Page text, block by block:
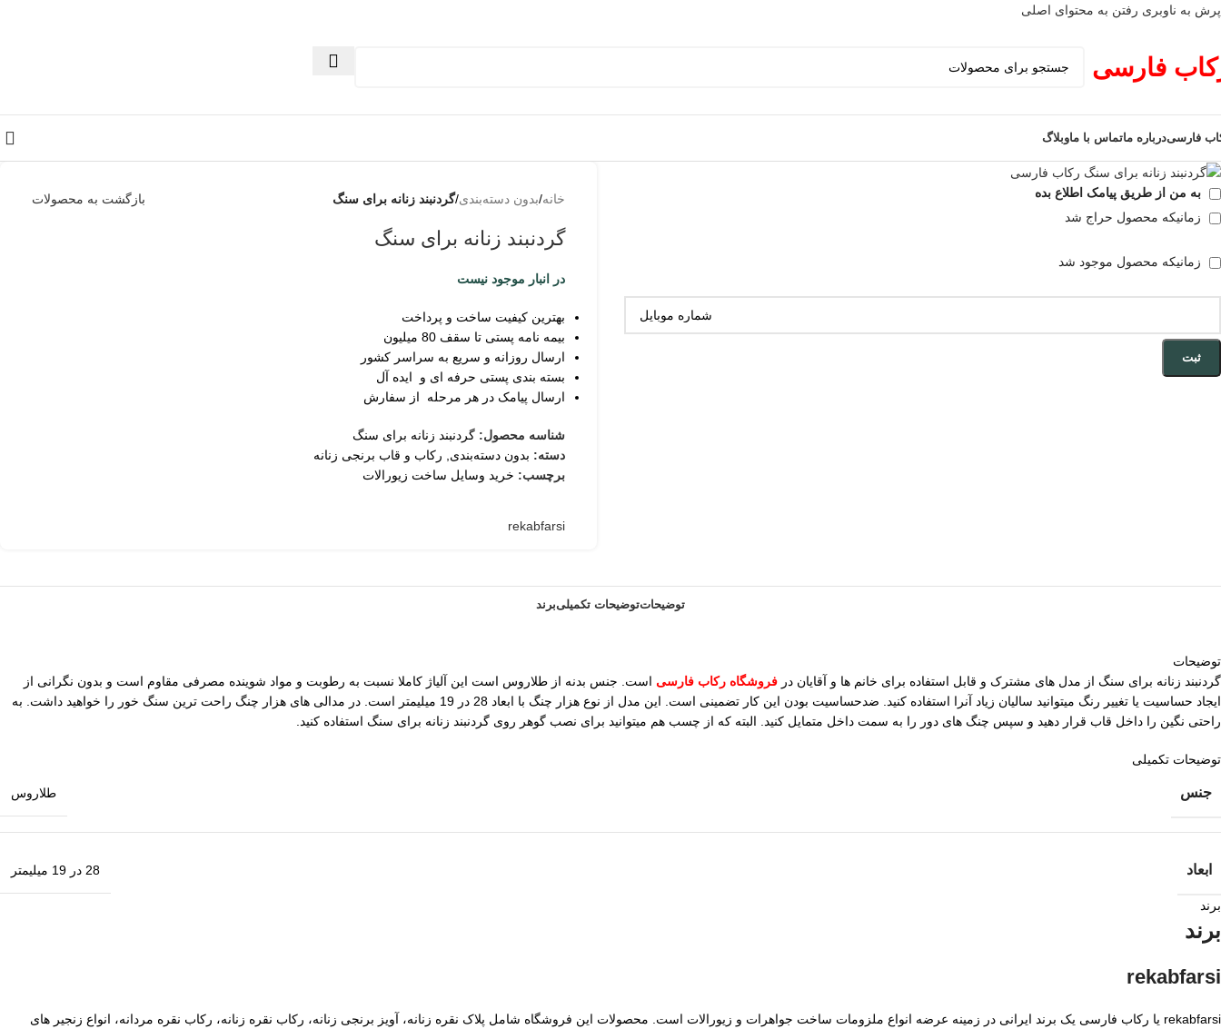
پرش به ناوبری رفتن به محتوای اصلی
فارسی
فارسیدرباره ماتماس با ماوبلاگ
به من از طریق پیامک اطلاع بده
زمانیکه محصول حراج شد
زمانیکه محصول موجود شد
ثبت
خانه/بدون دسته‌بندی/گردنبند زنانه برای سنگ بازگشت به محصولات
گردنبند زنانه برای سنگ
در انبار موجود نیست
بهترین کیفیت ساخت و پرداخت
بیمه نامه پستی تا سقف 80 میلیون
ارسال روزانه و سریع به سراسر کشور
بسته بندی پستی حرفه ای و ایده آل
ارسال پیامک در هر مرحله از سفارش
شناسه محصول: گردنبند زنانه برای سنگ
دسته: بدون دسته‌بندی
رکاب و قاب برنجی زنانه
برچسب: خرید وسایل ساخت زیورالات
rekabfarsi
توضیحاتتوضیحات تکمیلیبرند
توضیحات
گردنبند زنانه برای سنگ از مدل های مشترک و قابل استفاده برای خانم ها و آقایان در فروشگاه رکاب فارسی است. جنس بدنه از طلاروس است این آلیاژ کاملا نسبت به رطوبت و مواد شوینده مصرفی مقاوم است و بدون نگرانی از
ایجاد حساسیت یا تغییر رنگ میتوانید سالیان زیاد آنرا استفاده کنید. ضدحساسیت بودن این کار تضمینی است. این مدل از نوع هزار چنگ با ابعاد 28 در 19 میلیمتر است. در مدالی های هزار چنگ راحت ترین سنگ خور را خواهید داشت. به
راحتی نگین را داخل قاب قرار دهید و سپس چنگ های دور را به سمت داخل متمایل کنید. البته که از چسب هم میتوانید برای نصب گوهر روی گردنبند زنانه برای سنگ استفاده کنید.
توضیحات تکمیلی
جنس طلاروس
ابعاد 28 در 19 میلیمتر
برند
برند
rekabfarsi
rekabfarsi یا رکاب فارسی یک برند ایرانی در زمینه عرضه انواع ملزومات ساخت جواهرات و زیورالات است. محصولات این فروشگاه شامل پلاک نقره زنانه، آویز برنجی زنانه، رکاب نقره زنانه، رکاب نقره مردانه، انواع زنجیر های